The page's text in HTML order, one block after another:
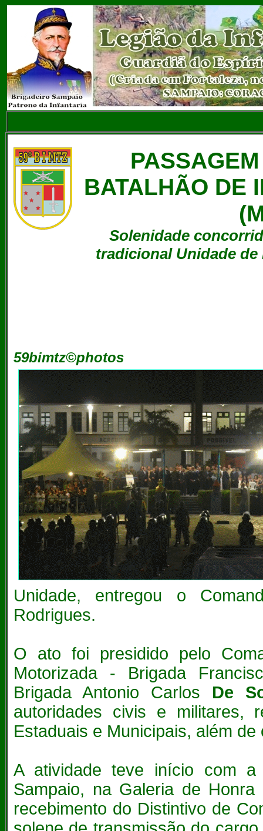
BATALHÃO DE
Solenidade
tradicional Unidade
59bimtz©photos
Unidade, entregou o
Rodrigues.
O ato foi presidido pelo
Motorizada - Brigada
Brigada Antonio Carlos De
autoridades civis e militares,
Estaduais e Municipais, além
A atividade teve início com
Sampaio, na Galeria de
recebimento do Distintivo de